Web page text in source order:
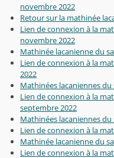
novembre 2022
Retour sur la mathinée
Lien de connexion à la
novembre 2022
Mathinée lacanienne du
Lien de connexion à la
2022
Mathinées lacaniennes
Lien de connexion à la
septembre 2022
Mathinées lacaniennes
Lien de connexion à la
Mathinée lacanienne du
Lien de connexion à la